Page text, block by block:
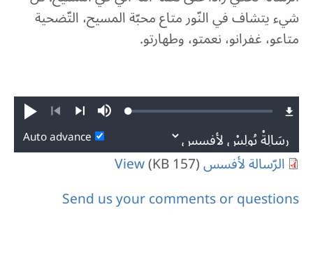
شيء يتشاف في النّور متاع محبّة المسيح، التّضحية
متاعو، غفرانو، نعمتو، وطهارتو.
Play
PreviousNext
MuteLoaded:
Auto advance
الرّسالة لأفسس (157 KB)
View
Send us your comments or questions